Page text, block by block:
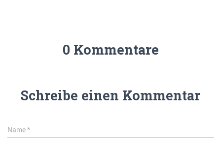
0 Kommentare
Schreibe einen Kommentar
Name*